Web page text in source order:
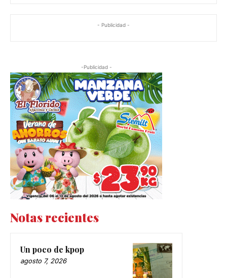
- Publicidad -
-Publicidad -
Notas recientes
Un poco de kpop
agosto 7, 2026